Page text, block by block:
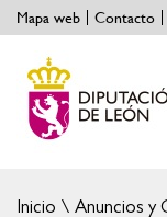
Mapa web Contacto
Inicio Anuncios y